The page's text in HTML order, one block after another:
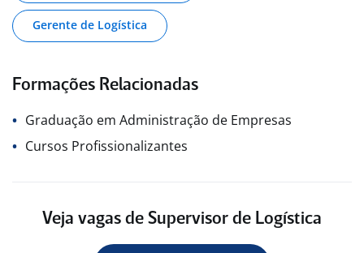
Gerente de Logística
Formações Relacionadas
Graduação em Administração de Empresas
Cursos Profissionalizantes
Veja vagas de Supervisor de Logística